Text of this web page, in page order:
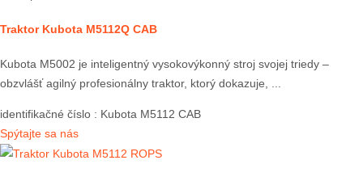
Traktor Kubota M5112Q CAB
Kubota M5002 je inteligentný vysokovýkonný stroj svojej triedy –
obzvlášť agilný profesionálny traktor, ktorý dokazuje, ...
identifikačné číslo : Kubota M5112 CAB
Spýtajte sa nás